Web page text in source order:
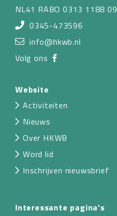
NL41 RABO 0313 1188 09
0345-473596
info@hkwb.nl
Volg ons
Website
Activiteiten
Nieuws
Over HKWB
Word lid
Inschrijven nieuwsbrief
Interessante pagina's